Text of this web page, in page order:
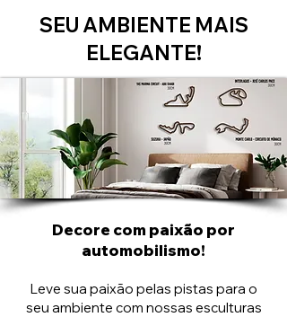
SEU AMBIENTE MAIS
ELEGANTE!
Decore com paixão por
automobilismo!
Leve sua paixão pelas pistas para o
seu ambiente com nossas esculturas